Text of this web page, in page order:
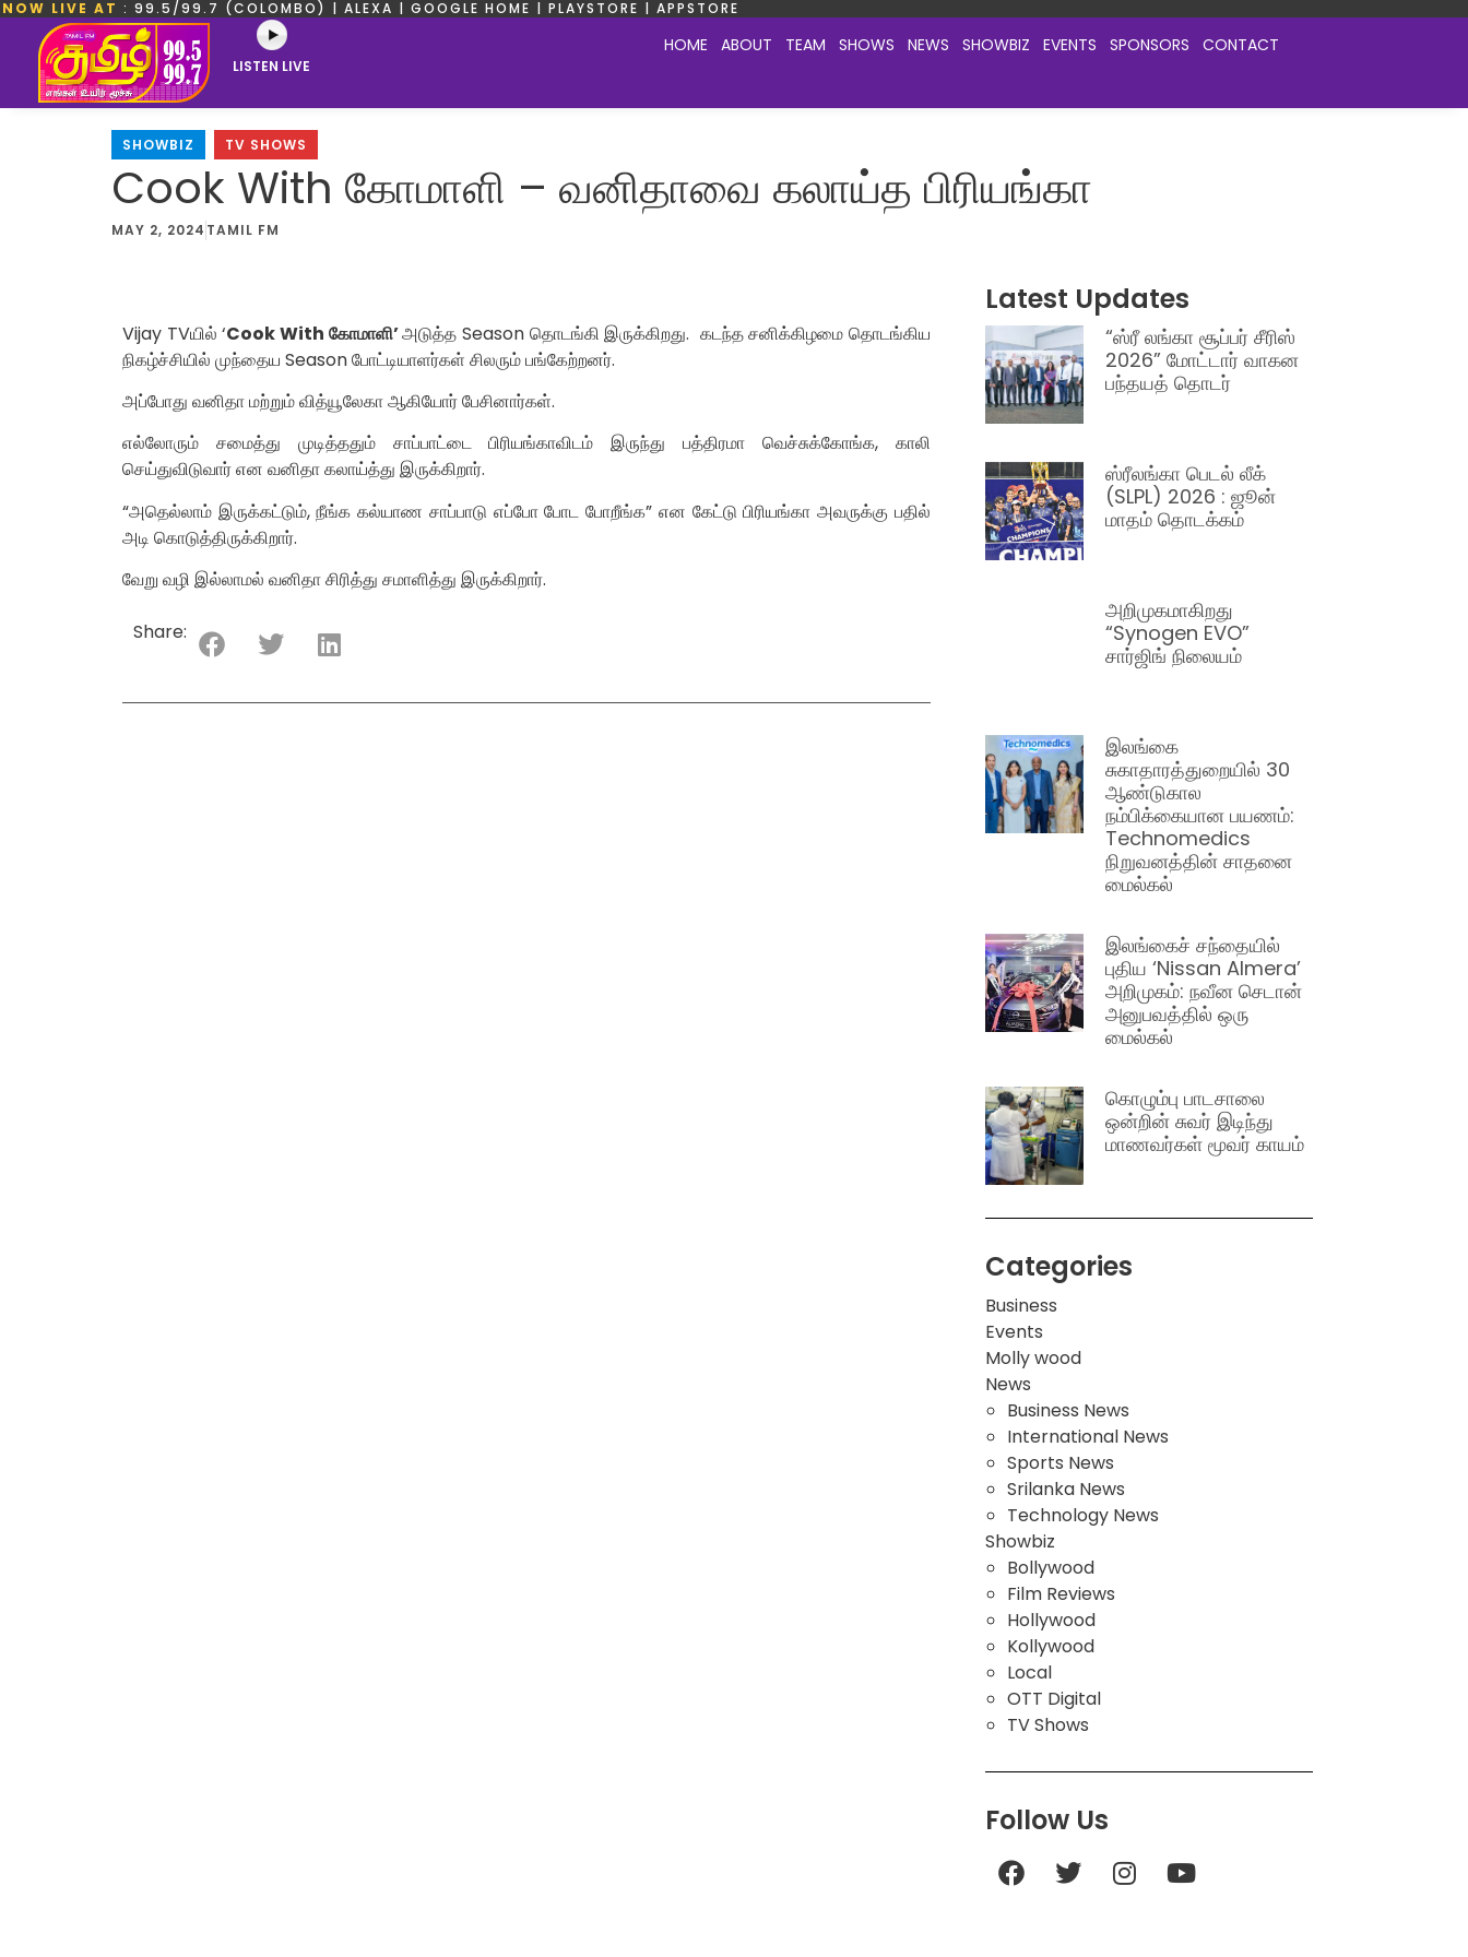
NOW LIVE AT : 99.5/99.7 (COLOMBO) | ALEXA | GOOGLE HOME | PLAYSTORE | APPSTORE
LISTEN LIVE
HOME ABOUT TEAM SHOWS NEWS SHOWBIZ EVENTS SPONSORS CONTACT
SHOWBIZ TV SHOWS
Cook With கோமாளி – வனிதாவை கலாய்த பிரியங்கா
MAY 2, 2024 TAMIL FM
Vijay TVயில் ‘Cook With கோமாளி’அடுத்த Season தொடங்கி இருக்கிறது. கடந்த சனிக்கிழமை தொடங்கிய
நிகழ்ச்சியில் முந்தைய Season போட்டியாளர்கள் சிலரும் பங்கேற்றனர்.
அப்போது வனிதா மற்றும் வித்யூலேகா ஆகியோர் பேசினார்கள்.
எல்லோரும் சமைத்து முடித்ததும் சாப்பாட்டை பிரியங்காவிடம் இருந்து பத்திரமா வெச்சுக்கோங்க, காலி
செய்துவிடுவார் என வனிதா கலாய்த்து இருக்கிறார்.
“அதெல்லாம் இருக்கட்டும், நீங்க கல்யாண சாப்பாடு எப்போ போட போறீங்க” என கேட்டு பிரியங்கா அவருக்கு பதில்
அடி கொடுத்திருக்கிறார்.
வேறு வழி இல்லாமல் வனிதா சிரித்து சமாளித்து இருக்கிறார்.
Share:
Latest Updates
“ஸ்ரீ லங்கா சூப்பர் சீரிஸ்
2026” மோட்டார் வாகன
பந்தயத் தொடர்
ஸ்ரீலங்கா பெடல் லீக்
(SLPL) 2026 : ஜூன்
மாதம் தொடக்கம்
அறிமுகமாகிறது
“Synogen EVO”
சார்ஜிங் நிலையம்
இலங்கை
சுகாதாரத்துறையில் 30
ஆண்டுகால
நம்பிக்கையான பயணம்:
Technomedics
நிறுவனத்தின் சாதனை
மைல்கல்
இலங்கைச் சந்தையில்
புதிய ‘Nissan Almera’
அறிமுகம்: நவீன செடான்
அனுபவத்தில் ஒரு
மைல்கல்
கொழும்பு பாடசாலை
ஒன்றின் சுவர் இடிந்து
மாணவர்கள் மூவர் காயம்
Categories
Business
Events
Molly wood
News
Business News
International News
Sports News
Srilanka News
Technology News
Showbiz
Bollywood
Film Reviews
Hollywood
Kollywood
Local
OTT Digital
TV Shows
Follow Us